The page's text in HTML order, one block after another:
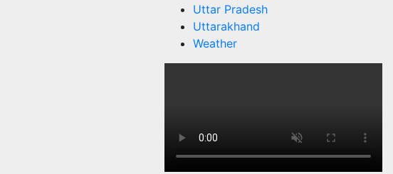
Uttar Pradesh
Uttarakhand
Weather